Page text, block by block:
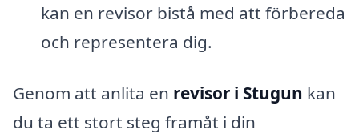
kan en revisor bistå med att förbereda
och representera dig.
Genom att anlita en revisor i Stugun kan
du ta ett stort steg framåt i din